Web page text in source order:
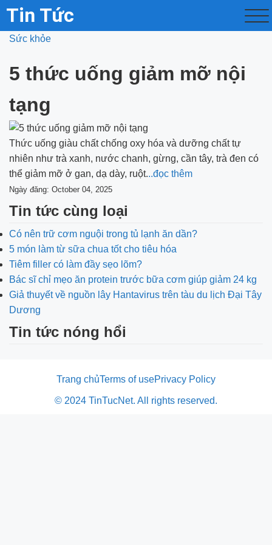
Tin Tức
Sức khỏe
5 thức uống giảm mỡ nội
tạng
Thức uống giàu chất chống oxy hóa và dưỡng chất tự
nhiên như trà xanh, nước chanh, gừng, cần tây, trà đen có
thể giảm mỡ ở gan, dạ dày, ruột...đọc thêm
Ngày đăng: October 04, 2025
Tin tức cùng loại
Có nên trữ cơm nguội trong tủ lạnh ăn dần?
5 món làm từ sữa chua tốt cho tiêu hóa
Tiêm filler có làm đầy sẹo lõm?
Bác sĩ chỉ mẹo ăn protein trước bữa cơm giúp giảm 24 kg
Giả thuyết về nguồn lây Hantavirus trên tàu du lịch Đại Tây
Dương
Tin tức nóng hổi
Trang chủTerms of usePrivacy Policy
© 2024 TinTucNet. All rights reserved.